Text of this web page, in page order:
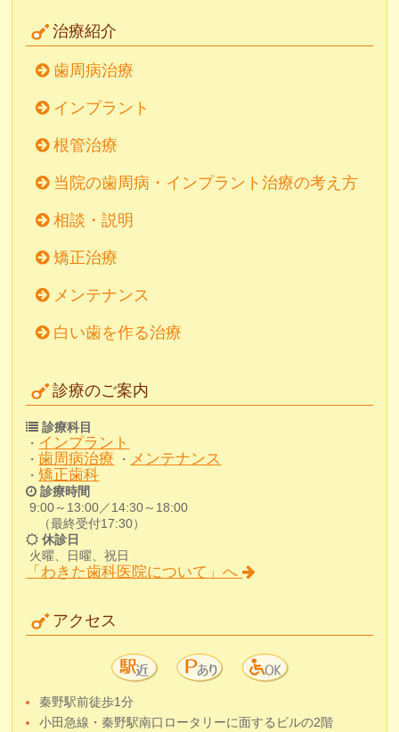
治療紹介
歯周病治療
インプラント
根管治療
当院の歯周病・インプラント治療の考え方
相談・説明
矯正治療
メンテナンス
白い歯を作る治療
診療のご案内
診療科目
・ インプラント
・歯周病治療 ・ メンテナンス
・矯正歯科
診療時間
9:00～13:00／14:30～18:00
（最終受付17:30）
休診日
火曜、日曜、祝日
「わきた歯科医院について」へ
アクセス
秦野駅前徒歩1分
小田急線・秦野駅南口ロータリーに面するビルの2階